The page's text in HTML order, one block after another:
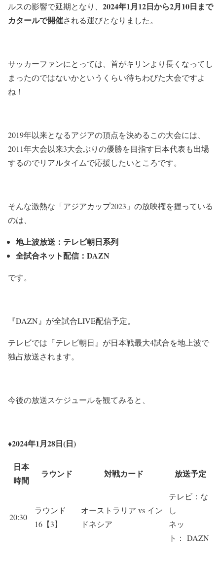
ルスの影響で延期となり、 2024年1月12日から2月10日まで
カタールで開催される運びとなりました。
サッカーファンにとっては、首がキリンより長くなってし
まったのではないかというくらい待ちわびた大会ですよ
ね！
2019年以来となるアジアの頂点を決めるこの大会には、
2011年大会以来3大会ぶりの優勝を目指す日本代表も出場
するのでリアルタイムで応援したいところです。
そんな激熱な「アジアカップ2023」の放映権を握っている
のは、
地上波放送：テレビ朝日系列
全試合ネット配信：DAZN
です。
『DAZN』が全試合LIVE配信予定。
テレビでは『テレビ朝日』が日本戦最大4試合を地上波で
独占放送されます。
今後の放送スケジュールを観てみると、
♦2024年1月28日(日)
日本
時間
ラウンド 対戦カード 放送予定
20:30
ラウンド
16【3】
オーストラリア vs イン
ドネシア
テレビ：な
し
ネッ
ト： DAZN